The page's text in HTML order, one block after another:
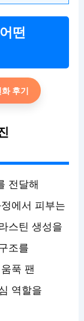
떤
후기
전달해
에서 피부는
스틴 생성을
조를
푹 팬
역할을